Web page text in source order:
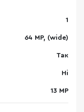
1
64 MP, (wide)
Так
Ні
13 MP